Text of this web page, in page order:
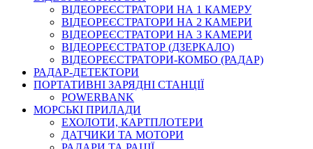
ВІДЕОРЕЄСТРАТОРИ НА 1 КАМЕРУ
ВІДЕОРЕЄСТРАТОРИ НА 2 КАМЕРИ
ВІДЕОРЕЄСТРАТОРИ НА 3 КАМЕРИ
ВІДЕОРЕЄСТРАТОР (ДЗЕРКАЛО)
ВІДЕОРЕЄСТРАТОРИ-КОМБО (РАДАР)
РАДАР-ДЕТЕКТОРИ
ПОРТАТИВНІ ЗАРЯДНІ СТАНЦІЇ
POWERBANK
МОРСЬКІ ПРИЛАДИ
ЕХОЛОТИ, КАРТПЛОТЕРИ
ДАТЧИКИ ТА МОТОРИ